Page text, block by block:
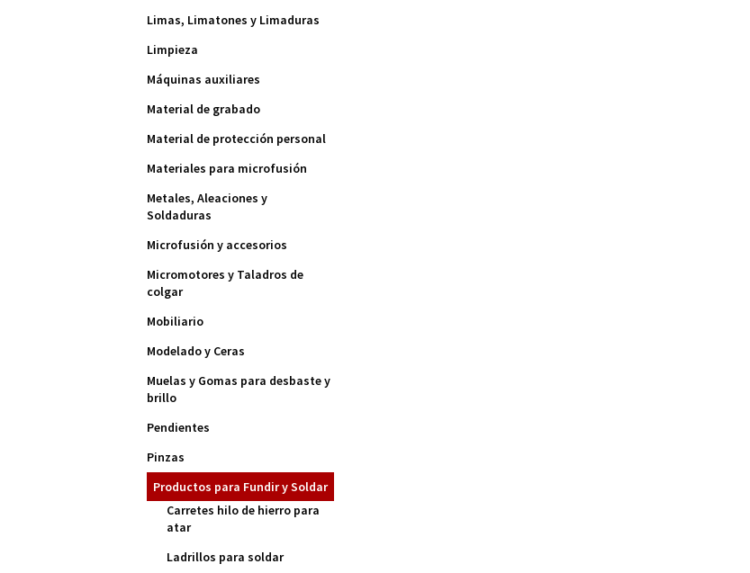
Limas, Limatones y Limaduras
Limpieza
Máquinas auxiliares
Material de grabado
Material de protección personal
Materiales para microfusión
Metales, Aleaciones y
Soldaduras
Microfusión y accesorios
Micromotores y Taladros de
colgar
Mobiliario
Modelado y Ceras
Muelas y Gomas para desbaste y
brillo
Pendientes
Pinzas
Productos para Fundir y Soldar
Carretes hilo de hierro para
atar
Ladrillos para soldar